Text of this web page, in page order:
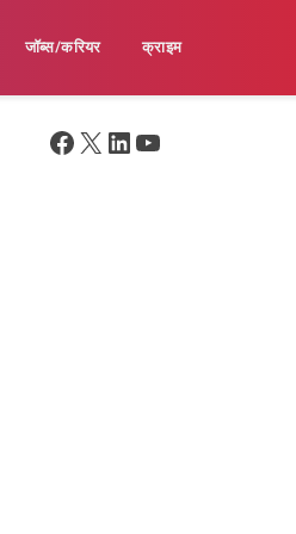
जॉब्स/करियर क्राइम
Facebook
X LinkedIn
YouTube